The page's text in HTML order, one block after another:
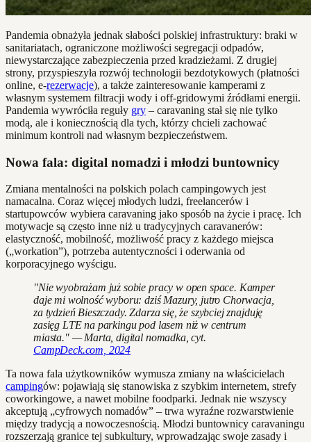
Pandemia obnażyła jednak słabości polskiej infrastruktury: braki w
sanitariatach, ograniczone możliwości segregacji odpadów,
niewystarczające zabezpieczenia przed kradzieżami. Z drugiej
strony, przyspieszyła rozwój technologii bezdotykowych (płatności
online, e-rezerwacje), a także zainteresowanie kamperami z
własnym systemem filtracji wody i off-gridowymi źródłami energii.
Pandemia wywróciła reguły gry – caravaning stał się nie tylko
modą, ale i koniecznością dla tych, którzy chcieli zachować
minimum kontroli nad własnym bezpieczeństwem.
Nowa fala: digital nomadzi i młodzi buntownicy
Zmiana mentalności na polskich polach campingowych jest
namacalna. Coraz więcej młodych ludzi, freelancerów i
startupowców wybiera caravaning jako sposób na życie i pracę. Ich
motywacje są często inne niż u tradycyjnych caravanerów:
elastyczność, mobilność, możliwość pracy z każdego miejsca
(„workation”), potrzeba autentyczności i oderwania od
korporacyjnego wyścigu.
"Nie wyobrażam już sobie pracy w open space. Kamper
daje mi wolność wyboru: dziś Mazury, jutro Chorwacja,
za tydzień Bieszczady. Zdarza się, że szybciej znajduję
zasięg LTE na parkingu pod lasem niż w centrum
miasta." — Marta, digital nomadka, cyt.
CampDeck.com, 2024
Ta nowa fala użytkowników wymusza zmiany na właścicielach
campingów: pojawiają się stanowiska z szybkim internetem, strefy
coworkingowe, a nawet mobilne foodparki. Jednak nie wszyscy
akceptują „cyfrowych nomadów” – trwa wyraźne rozwarstwienie
między tradycją a nowoczesnością. Młodzi buntownicy caravaningu
rozszerzają granice tej subkultury, wprowadzając swoje zasady i